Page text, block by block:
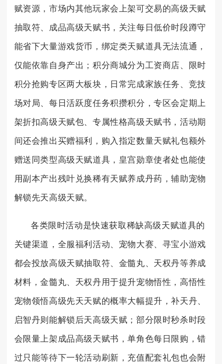
赋资源，市场内其他玩家会上架可交易的高级天赋
抽取符、成品高级天赋书，关注每日低价时段蹲守
能省下大量游戏货币，绑定类天赋道具无法流通，
仅能依靠自身产出；积分商城分为工资商店、限时
积分抢购专区两大板块，日常完成家族任务、竞技
场对局、每日活跃度任务积攒积分，专区会定期上
架折扣高级天赋包、专属性格高级天赋书，活动期
间还会推出买赠福利，购入指定数量天赋礼包额外
赠送同类型高级天赋道具，皇宫勋章使者处也能使
用副本产出残叶兑换稀有天赋养成丹药，辅助宠物
解锁先天高级天赋。
各类限时活动是快速获取稀缺高级天赋道具的
关键渠道，全服福利活动、宠物大赛、寻宝小游戏
都会投放高级天赋抽取符、金髓丸、天权丹等养成
材料，金髓丸、天权丹用于提升宠物悟性，高悟性
宠物领悟高级先天天赋的概率大幅提升，补天丹、
启智丹则能解锁后天高级天赋；部分限时秒杀时段
会限量上架成品高级天赋书，单角色每日限购，错
过只能等待下一轮活动刷新，充值配套礼包也会附